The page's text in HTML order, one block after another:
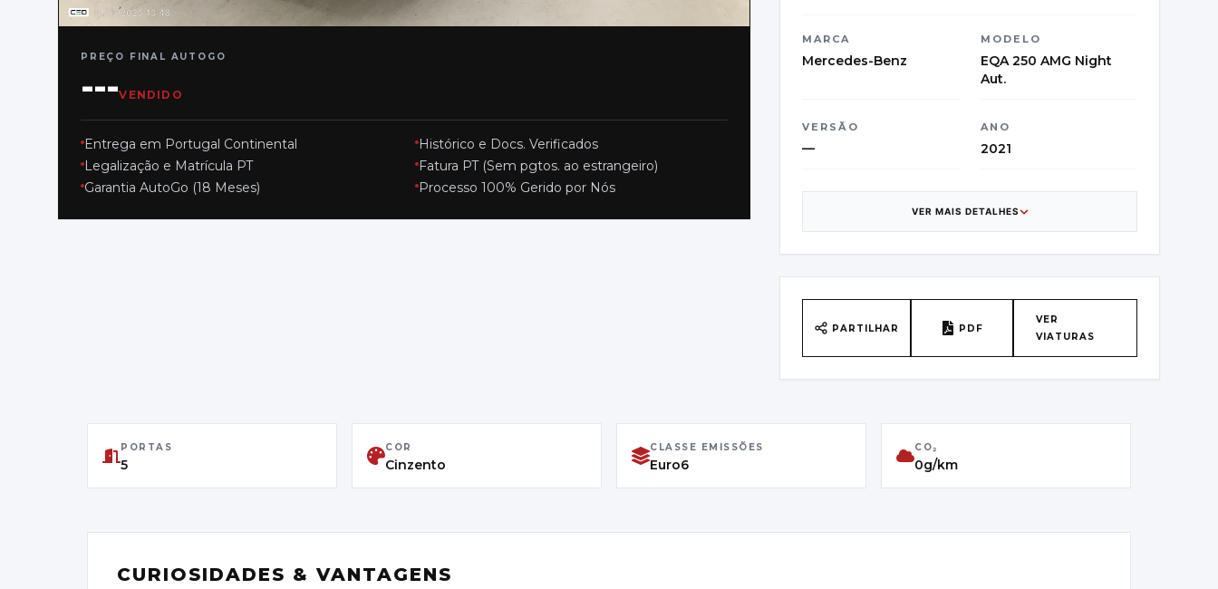
PREÇO FINAL AUTOGO
---VENDIDO
Entrega em Portugal Continental
Legalização e Matrícula PT
Garantia AutoGo (18 Meses)
Histórico e Docs. Verificados
Fatura PT (Sem pgtos. ao estrangeiro)
Processo 100% Gerido por Nós
MARCA
Mercedes-Benz
MODELO
EQA 250 AMG Night
Aut.
VERSÃO
—
ANO
2021
1
PRIMEIRA MATRÍCULA
03/12/2021
CLASSE DE EMISSÕES
Euro6
VER MAIS DETALHES
PARTILHAR PDF
VER
VIATURAS
PORTAS
5
COR
Cinzento
CLASSE EMISSÕES
Euro6
CO₂
0g/km
CURIOSIDADES & VANTAGENS